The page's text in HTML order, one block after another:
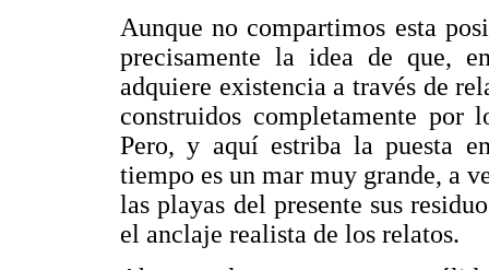
Aunque no compartimos esta
precisamente la idea de que,
adquiere existencia a través de
construidos completamente por
Pero, y aquí estriba la puesta
tiempo es un mar muy grande, a
las playas del presente sus
el anclaje realista de los relatos.